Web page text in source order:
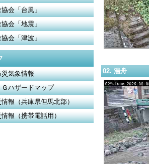
会「台風」
会「地震」
会「津波」
気象情報
ハザードマップ
報（兵庫県但馬北部）
報（携帯電話用）
02. 湯舟